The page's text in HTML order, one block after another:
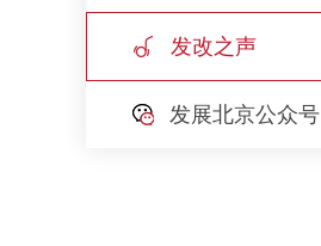
发改之声
发展北京公众号